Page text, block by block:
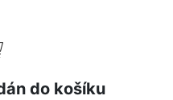
do košíku